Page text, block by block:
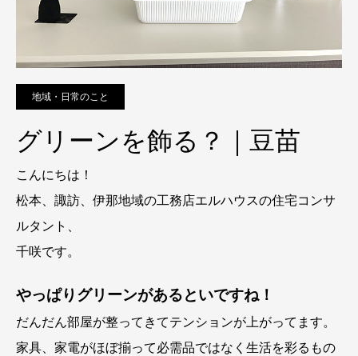
地域・日常のこと
グリーンを飾る？｜豆苗
こんにちは！
松本、諏訪、伊那地域の工務店エルハウスの住宅コンサ
ルタント、
千咲です。
やっぱりグリーンがあるといですね！
だんだん部屋が整ってきてテンションが上がってます。
家具、家電がほぼ揃って必需品ではなく生活を彩るもの